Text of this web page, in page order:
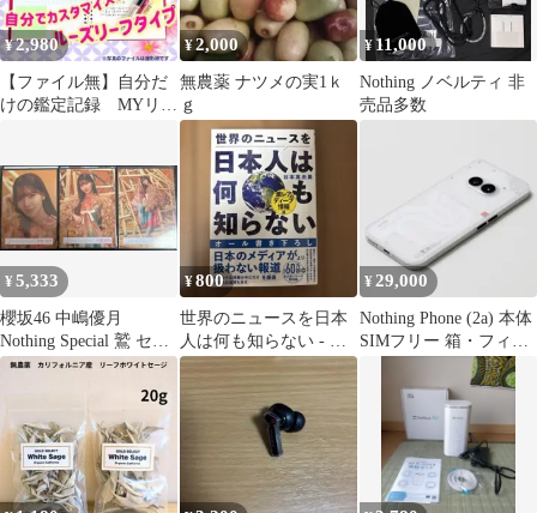
¥2,980
【ファイル無】自分だ
けの鑑定記録 MYリー
¥2,000
無農薬 ナツメの実1ｋ
ｇ
¥11,000
Nothing ノベルティ 非
売品多数
¥5,333
櫻坂46 中嶋優月
Nothing Special 鷲 セミ
コンプ
¥800
世界のニュースを日本
人は何も知らない - 激
レア&ディープ情報版 -
¥29,000
Nothing Phone (2a) 本体
SIMフリー 箱・フィル